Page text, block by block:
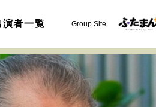
演者一覧 Group Site